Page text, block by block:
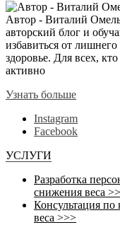
Автор - Виталий
авторский блог и
избавиться от
здоровье. Для всех,
активно
Узнать больше
Instagram
Facebook
УСЛУГИ
Разработка
снижения веса
Консультация
веса >>>